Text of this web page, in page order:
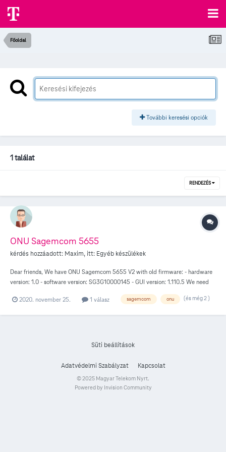
Főoldal
További keresési opciók
1 találat
RENDEZÉS
ONU Sagemcom 5655
kérdés hozzáadott: Maxim, itt: Egyéb készülékek
Dear friends, We have ONU Sagemcom 5655 V2 with old firmware: - hardware
version: 1.0 - software version: SG3G10000145 - GUI version: 1.110.5 We need
the last firmware image file and update procedure
2020. november 25. 1 válasz sagemcom onu (és még 2 )
Süti beállítások
Adatvédelmi Szabályzat Kapcsolat
© 2025 Magyar Telekom Nyrt.
Powered by Invision Community